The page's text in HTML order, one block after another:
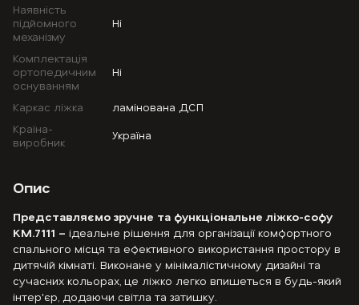
Наявність
підйомного
механізму
Ні
Комплектація
ортопедичним
оснуванням
Ні
Каркас ліжка
ламінована ДСП
Країна-
виробник
Україна
Опис
Представляємо зручне та функціональне ліжко-софу
KM.7111 – ідеальне рішення для організації комфортного
спального місця та ефективного використання простору в
дитячій кімнаті. Виконане у мінімалістичному дизайні та
сучасних кольорах, це ліжко легко впишеться в будь-який
інтер'єр, додаючи світла та затишку.